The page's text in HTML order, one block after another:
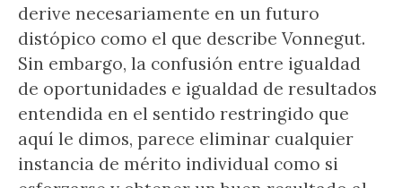
derive necesariamente en un futuro
distópico como el que describe Vonnegut.
Sin embargo, la confusión entre igualdad
de oportunidades e igualdad de resultados
entendida en el sentido restringido que
aquí le dimos, parece eliminar cualquier
instancia de mérito individual como si